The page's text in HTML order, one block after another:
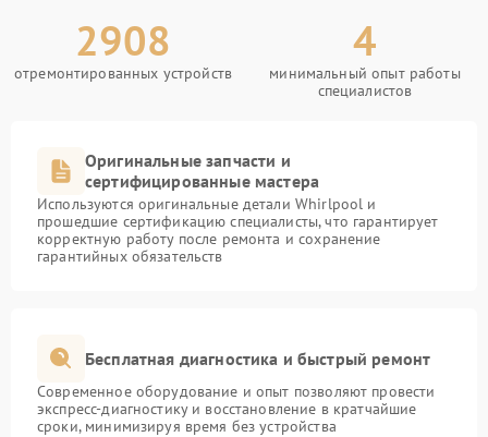
2908
отремонтированных устройств
4
минимальный опыт работы
специалистов
Оригинальные запчасти и
сертифицированные мастера
Используются оригинальные детали Whirlpool и
прошедшие сертификацию специалисты, что гарантирует
корректную работу после ремонта и сохранение
гарантийных обязательств
Бесплатная диагностика и быстрый ремонт
Современное оборудование и опыт позволяют провести
экспресс-диагностику и восстановление в кратчайшие
сроки, минимизируя время без устройства